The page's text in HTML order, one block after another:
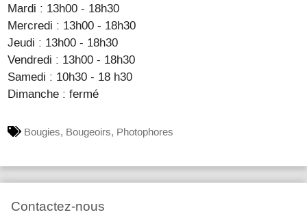
Mardi : 13h00 - 18h30
Mercredi : 13h00 - 18h30
Jeudi : 13h00 - 18h30
Vendredi : 13h00 - 18h30
Samedi : 10h30 - 18 h30
Dimanche : fermé
Bougies, Bougeoirs, Photophores
Contactez-nous